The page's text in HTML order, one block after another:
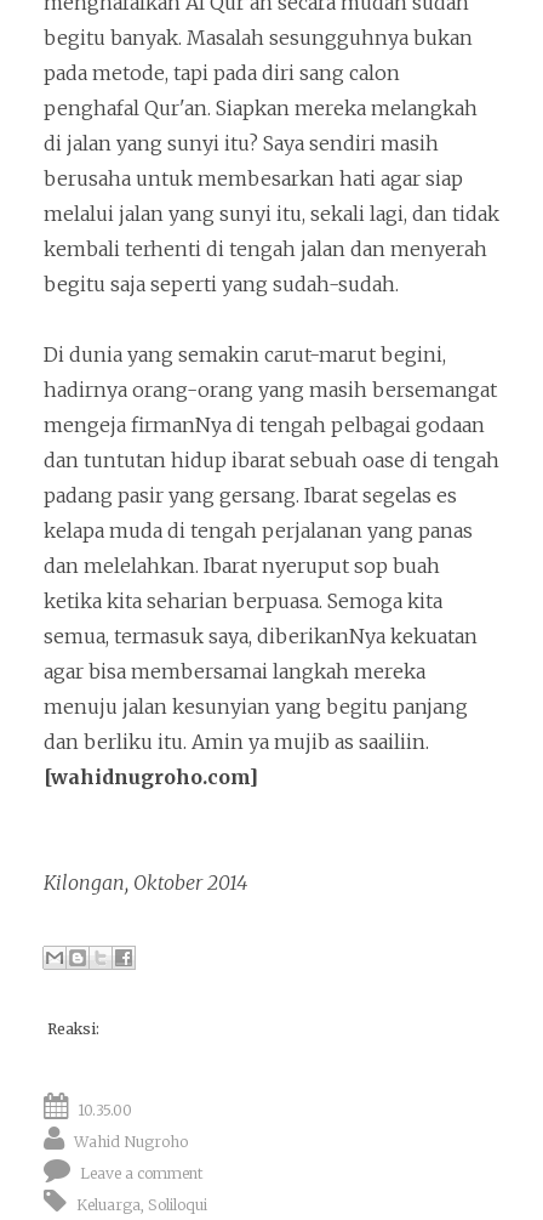
begitu banyak. Masalah sesungguhnya bukan
pada metode, tapi pada diri sang calon
penghafal Qur'an. Siapkan mereka melangkah
di jalan yang sunyi itu? Saya sendiri masih
berusaha untuk membesarkan hati agar siap
melalui jalan yang sunyi itu, sekali lagi, dan tidak
kembali terhenti di tengah jalan dan menyerah
begitu saja seperti yang sudah-sudah.
Di dunia yang semakin carut-marut begini,
hadirnya orang-orang yang masih bersemangat
mengeja firmanNya di tengah pelbagai godaan
dan tuntutan hidup ibarat sebuah oase di tengah
padang pasir yang gersang. Ibarat segelas es
kelapa muda di tengah perjalanan yang panas
dan melelahkan. Ibarat nyeruput sop buah
ketika kita seharian berpuasa. Semoga kita
semua, termasuk saya, diberikanNya kekuatan
agar bisa membersamai langkah mereka
menuju jalan kesunyian yang begitu panjang
dan berliku itu. Amin ya mujib as saailiin.
[wahidnugroho.com]
Kilongan, Oktober 2014
Reaksi:
10.35.00
Wahid Nugroho
Leave a comment
Keluarga Soliloqui